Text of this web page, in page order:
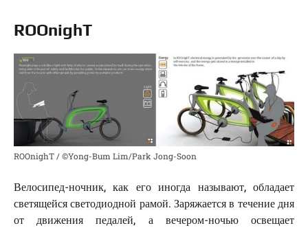
ROOnighT
ROOnighT / ©Yong-Bum Lim/Park Jong-Soon
Велосипед-ночник, как его иногда называют, обладает
светящейся светодиодной рамой. Заряжается в течение дня
от движения педалей, а вечером-ночью освещает